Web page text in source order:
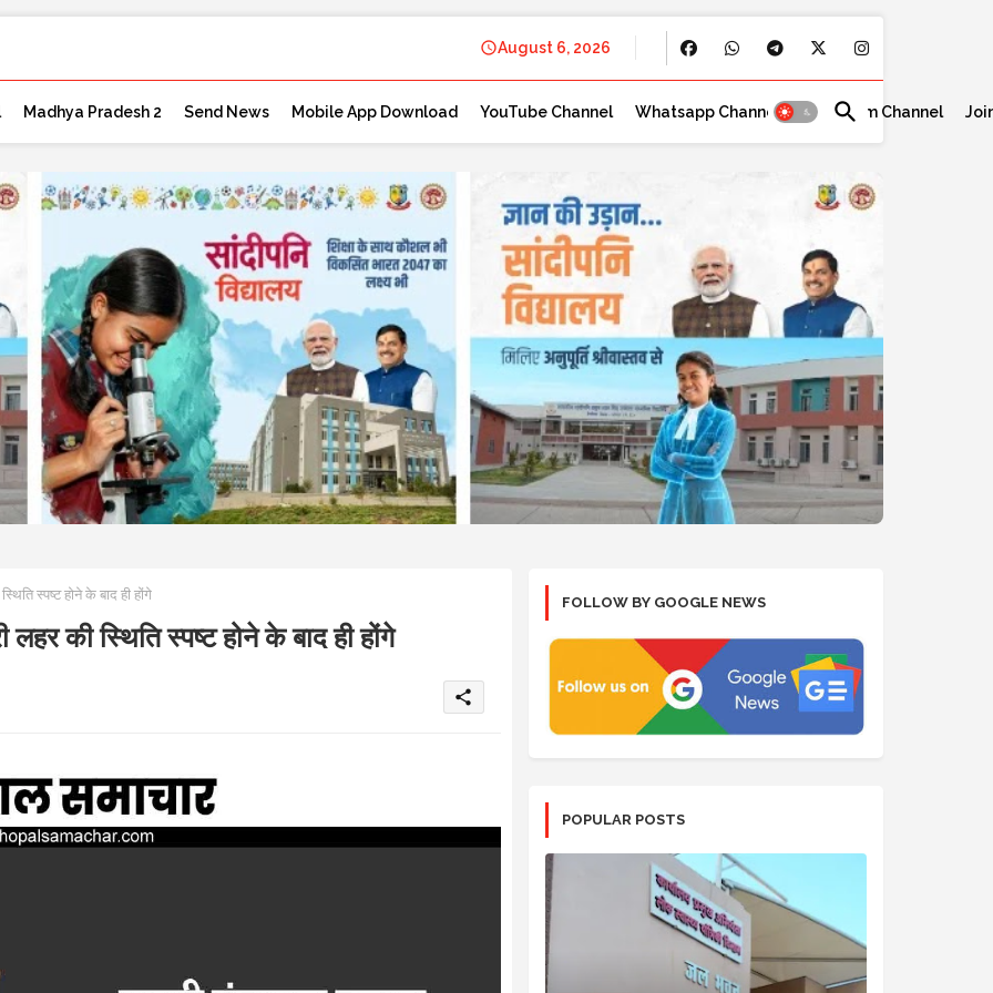
August 6, 2026
Madhya Pradesh 2 Send News Mobile App Download YouTube Channel Whatsapp Channel Telegram Channel
स्पष्ट होने के बाद ही होंगे
की स्थिति स्पष्ट होने के बाद ही होंगे
share
FOLLOW BY GOOGLE NEWS
POPULAR POSTS